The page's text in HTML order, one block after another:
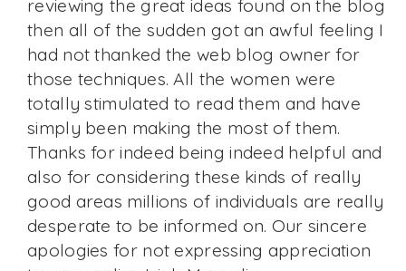
reviewing the great ideas found on the blog
then all of the sudden got an awful feeling I
had not thanked the web blog owner for
those techniques. All the women were
totally stimulated to read them and have
simply been making the most of them.
Thanks for indeed being indeed helpful and
also for considering these kinds of really
good areas millions of individuals are really
desperate to be informed on. Our sincere
apologies for not expressing appreciation